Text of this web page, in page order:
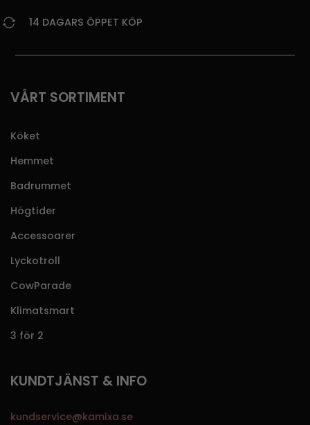
14 DAGARS ÖPPET KÖP
VÅRT SORTIMENT
Köket
Hemmet
Badrummet
Högtider
Accessoarer
Lyckotroll
CowParade
Klimatsmart
3 för 2
KUNDTJÄNST & INFO
kundservice@kamixa.se